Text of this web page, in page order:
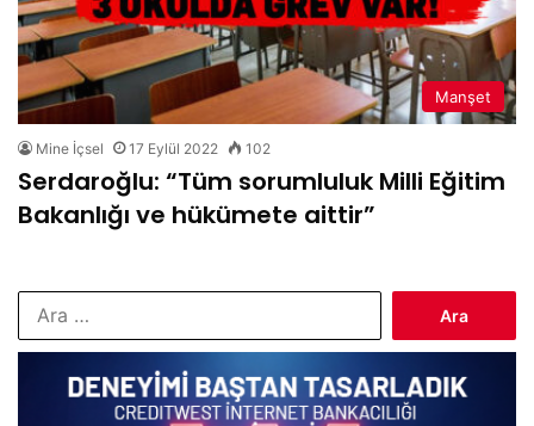
Manşet
Mine İçsel 17 Eylül 2022 102
Serdaroğlu: “Tüm sorumluluk Milli Eğitim
Bakanlığı ve hükümete aittir”